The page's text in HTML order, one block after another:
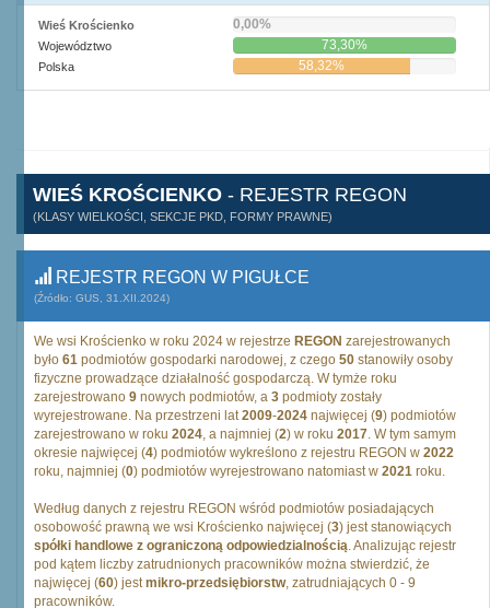
Wieś Krościenko 0,00%
Województwo 73,30%
Polska 58,32%
WIEŚ KROŚCIENKO - REJESTR REGON
(KLASY WIELKOŚCI, SEKCJE PKD, FORMY PRAWNE)
REJESTR REGON W PIGUŁCE
(Źródło: GUS, 31.XII.2024)
We wsi Krościenko w roku 2024 w rejestrze REGON zarejestrowanych
było 61 podmiotów gospodarki narodowej, z czego 50 stanowiły osoby
fizyczne prowadzące działalność gospodarczą. W tymże roku
zarejestrowano 9 nowych podmiotów, a 3 podmioty zostały
wyrejestrowane. Na przestrzeni lat2009-2024 najwięcej (9) podmiotów
zarejestrowano w roku 2024, a najmniej (2) w roku 2017. W tym samym
okresie najwięcej (4) podmiotów wykreślono z rejestru REGON w 2022
roku, najmniej (0) podmiotów wyrejestrowano natomiast w 2021 roku.
Według danych z rejestru REGON wśród podmiotów posiadających
osobowość prawną we wsi Krościenko najwięcej (3) jest stanowiących
spółki handlowe z ograniczoną odpowiedzialnością. Analizując rejestr
pod kątem liczby zatrudnionych pracowników można stwierdzić, że
najwięcej (60) jestmikro-przedsiębiorstw, zatrudniających 0 - 9
pracowników.